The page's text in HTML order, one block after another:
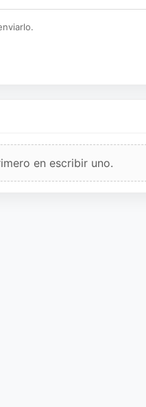
en escribir uno.